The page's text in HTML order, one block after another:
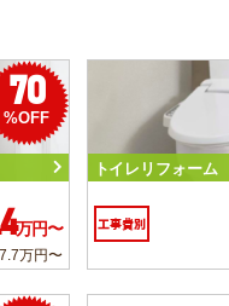
70
%OFF
万円〜
万円〜
トイレリフォーム
工事費別